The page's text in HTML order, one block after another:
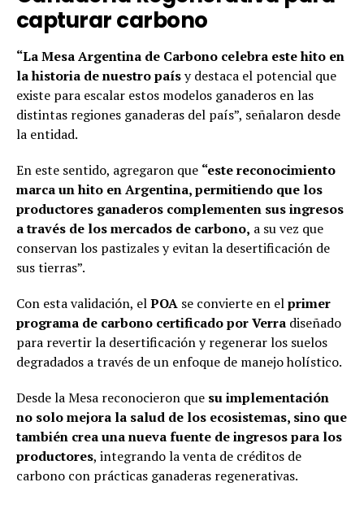
capturar carbono
“La Mesa Argentina de Carbono celebra este hito en
la historia de nuestro paísy destaca el potencial que
existe para escalar estos modelos ganaderos en las
distintas regiones ganaderas del país”, señalaron desde
la entidad.
En este sentido, agregaron que “este reconocimiento
marca un hito en Argentina, permitiendo que los
productores ganaderos complementen sus ingresos
a través de los mercados de carbono, a su vez que
conservan los pastizales y evitan la desertificación de
sus tierras”.
Con esta validación, elPOA se convierte en elprimer
programa de carbono certificado por Verra diseñado
para revertir la desertificación y regenerar los suelos
degradados a través de un enfoque de manejo holístico.
Desde la Mesa reconocieron que su implementación
no solo mejora la salud de los ecosistemas, sino que
también crea una nueva fuente de ingresos para los
productores, integrando la venta de créditos de
carbono con prácticas ganaderas regenerativas.